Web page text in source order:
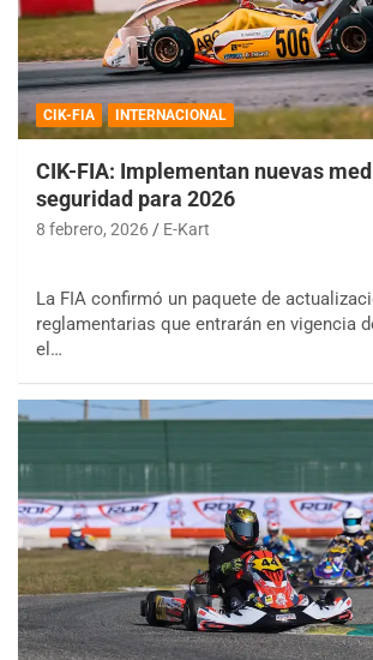
CIK-FIA INTERNACIONAL
CIK-FIA: Implementan nuevas
seguridad para 2026
8 febrero, 2026 E-Kart
La FIA confirmó un paquete de
reglamentarias que entrarán en vigencia
el…